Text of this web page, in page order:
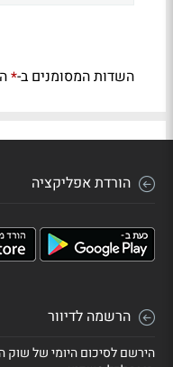
השדות המסומנים ב-*
הורדת אפליקציה
הרשמה לדיוור
הירשם לסיכום היומי של שוק